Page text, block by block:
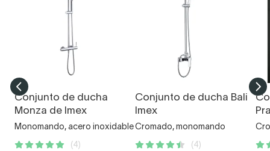
Conjunto de ducha
Monza de Imex
Monomando, acero inoxidable
(4)
Conjunto de ducha Bali
Imex
Cromado, monomando
(4)